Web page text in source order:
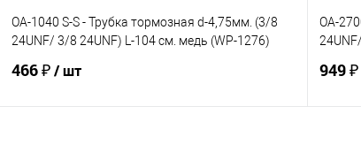
OA-1040 S-S - Трубка тормозная d-4,75мм. (3/8
24UNF/ 3/8 24UNF) L-104 см. медь (WP-1276)
466 ₽/ шт
OA-
949 ₽